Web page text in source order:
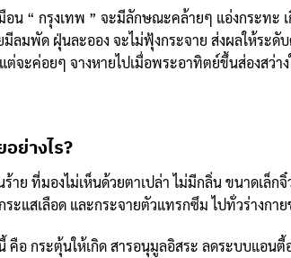
อน “ กรุงเทพ ” จะมีลักษณะคล้ายๆ แอ่งกระทะ
มีลมพัด ฝุ่นละออง จะไม่ฟุ้งกระจาย ส่งผลให้ร
ต่จะค่อยๆ จางหายไปเมื่อพระอาทิตย์ขึ้นส่องสว่าง
ย่างไร?
าย ที่มองไม่เห็นด้วยตาเปล่า ไม่มีกลิ่น ขนาดเล็ก
ระแสเลือด และกระจายตัวแทรกซึม ไปทั่วร่างกาย
คือ กระตุ้นให้เกิด สารอนุมูลอิสระ ลดระบบแอน